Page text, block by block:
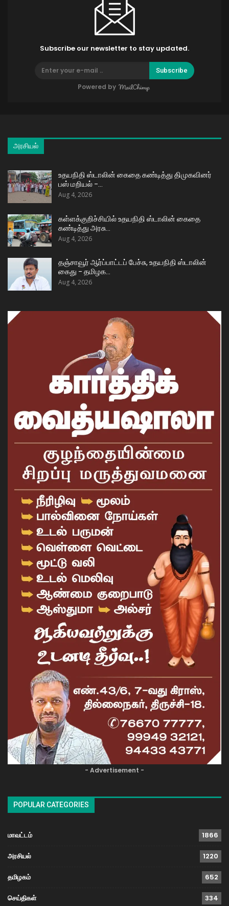
Subscribe our newsletter to stay updated.
Subscribe
Powered by
அரசியல்
உதயநிதி ஸ்டாலின் கைதை கண்டித்து திமுகவினர்
பஸ் மறியல் –…
Aug 4, 2026
கள்ளக்குறிச்சியில் உதயநிதி ஸ்டாலின் கைதை
கண்டித்து அரசு…
Aug 4, 2026
தஞ்சாவூர் ஆர்ப்பாட்டப் பேச்சு, உதயநிதி ஸ்டாலின்
கைது – தமிழக…
Aug 4, 2026
- Advertisement -
POPULAR CATEGORIES
மாவட்டம் 1866
அரசியல் 1220
தமிழகம் 652
செய்திகள் 334